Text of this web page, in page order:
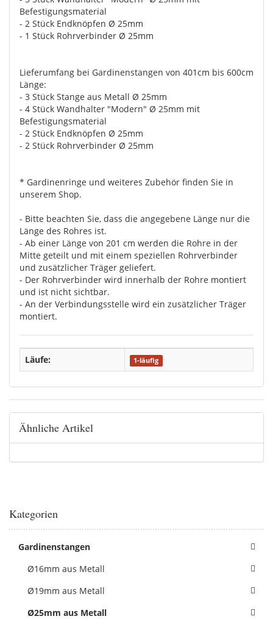
Befestigungsmaterial
- 2 Stück Endknöpfen Ø 25mm
- 1 Stück Rohrverbinder Ø 25mm
Lieferumfang bei Gardinenstangen von 401cm bis 600cm
Länge:
- 3 Stück Stange aus Metall Ø 25mm
- 4 Stück Wandhalter "Modern" Ø 25mm mit
Befestigungsmaterial
- 2 Stück Endknöpfen Ø 25mm
- 2 Stück Rohrverbinder Ø 25mm
* Gardinenringe und weiteres Zubehör finden Sie in
unserem Shop.
- Bitte beachten Sie, dass die angegebene Länge nur die
Länge des Rohres ist.
- Ab einer Länge von 201 cm werden die Rohre in der
Mitte geteilt und mit einem speziellen Rohrverbinder
und zusätzlicher Träger geliefert.
- Der Rohrverbinder wird innerhalb der Rohre montiert
und ist nicht sichtbar.
- An der Verbindungsstelle wird ein zusätzlicher Träger
montiert.
Läufe: 1-läufig
Ähnliche Artikel
Kategorien
Gardinenstangen
Ø16mm aus Metall
Ø19mm aus Metall
Ø25mm aus Metall